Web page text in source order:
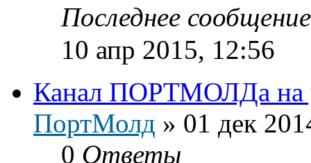
Последнее
10 апр 2015, 12:56
Канал ПОРТМОЛДа на
ПортМолд » 01 дек
0 Ответы